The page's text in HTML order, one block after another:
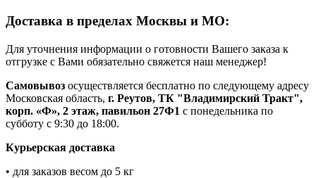
Доставка в пределах Москвы и МО:
Для уточнения информации о готовности Вашего заказа к
отгрузке с Вами обязательно свяжется наш менеджер!
Самовывоз осуществляется бесплатно по следующему адресу
Московская область, г. Реутов, ТК "Владимирский Тракт",
корп. «Ф», 2 этаж, павильон 27Ф1 с понедельника по
субботу с 9:30 до 18:00.
Курьерская доставка
• для заказов весом до 5 кг